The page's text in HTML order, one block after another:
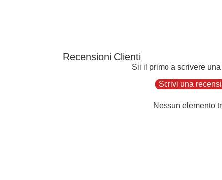
Recensioni Clienti
Sii il primo a scrivere
Scrivi una
Nessun elemento